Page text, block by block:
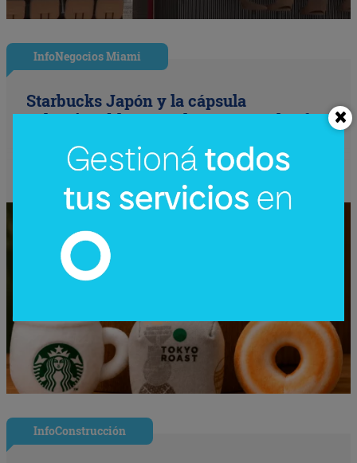
InfoNegocios Miami
Starbucks Japón y la cápsula
coleccionable que vale más que el café
InfoConstrucción